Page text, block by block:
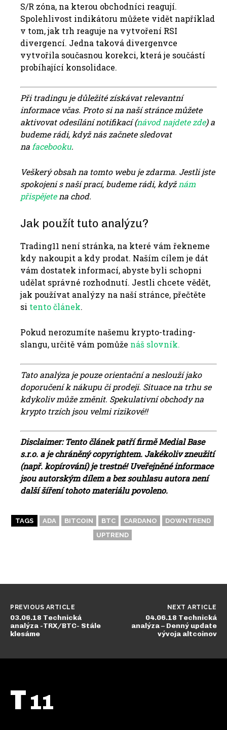
S/R zóna, na kterou obchodníci reagují.
Spolehlivost indikátoru můžete vidět například
v tom, jak trh reaguje na vytvoření RSI
divergencí. Jedna taková divergenvce
vytvořila současnou korekci, která je součástí
probíhající konsolidace.
Při tradingu je důležité získávat relevantní
informace včas. Proto si na naší stránce můžete
aktivovat odesílání notifikací (návod najdete zde) a
budeme rádi, když nás začnete sledovat
na facebooku.
Veškerý obsah na tomto webu je zdarma. Jestli jste
spokojeni s naší prací, budeme rádi, kdyžnám
přispějetena chod.
Jak použít tuto analýzu?
Trading11 není stránka, na které vám řekneme
kdy nakoupit a kdy prodat. Naším cílem je dát
vám dostatek informací, abyste byli schopni
udělat správné rozhodnutí. Jestli chcete vědět,
jak používat analýzy na naší stránce, přečtěte
si tento článek.
Pokud nerozumíte našemu krypto-trading-
slangu, určitě vám pomůže náš slovník.
Tato analýza je pouze orientační a neslouží jako
doporučení k nákupu či prodeji. Situace na trhu se
kdykoliv může změnit. Spekulativní obchody na
krypto trzích jsou velmi rizikové!!
Disclaimer: Tento článek patří firmě Medial Base
s.r.o. a je chráněný copyrightem. Jakékoliv zneužití
(např. kopírování) je trestné!Uveřejněné informace
jsou autorským dílem a bez souhlasu autora není
další šíření tohoto materiálu povoleno.
TAGS ADA BITCOIN BTC CARDANO
DOWNTREND
UPTREND
PREVIOUS ARTICLE
03.06.18 Technická
analýza -TRX/BTC- Stále
klesáme
NEXT ARTICLE
04.06.18 Technická
analýza – Denný update
vývoja altcoinov
T 11